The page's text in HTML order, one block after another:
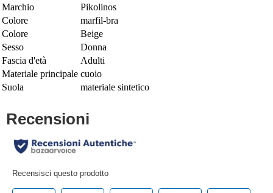
Marchio
Pikolinos
Colore
marfil-bra
Colore
Beige
Sesso
Donna
Fascia d'età
Adulti
Materiale principale cuoio
Suola
materiale sintetico